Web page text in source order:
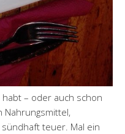
– oder auch schon
Nahrungsmittel,
teuer. Mal ein